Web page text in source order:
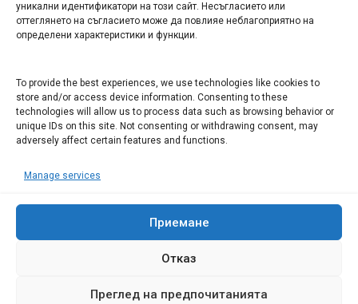
уникални идентификатори на този сайт. Несъгласието или
оттеглянето на съгласието може да повлияе неблагоприятно на
определени характеристики и функции.
To provide the best experiences, we use technologies like cookies to
store and/or access device information. Consenting to these
technologies will allow us to process data such as browsing behavior or
unique IDs on this site. Not consenting or withdrawing consent, may
adversely affect certain features and functions.
Manage services
Приемане
Отказ
Преглед на предпочитанията
СЕВЕРОЗАПАДА ИНФОРМАЦИОНЕН БИЗНЕС
ТУРИСТИЧЕСКИ КЛЪСТЕР
ИНСТИТУЦИИ В ЛОВЕЧ
Административен съд Ловеч
Областна администрация Ловеч
ОДМВР Ловеч
Окръжен съд Ловеч